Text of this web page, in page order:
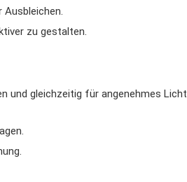
Ausbleichen.
zu gestalten.
und gleichzeitig für angenehmes Licht